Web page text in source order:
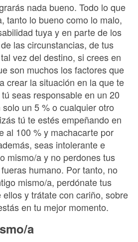
nada bueno. Todo lo que
tanto lo bueno como lo malo,
tuya y en parte de los
las circunstancias, de tus
vez del destino, si crees en
son muchos los factores que
crear la situación en la que te
seas responsable en un 20
un 5 % o cualquier otro
tú te estés empeñando en
al 100 % y machacarte por
seas intolerante e
mismo/a y no perdones tus
humano. Por tanto, no
mismo/a, perdónate tus
y trátate con cariño, sobre
en tu mejor momento.
a